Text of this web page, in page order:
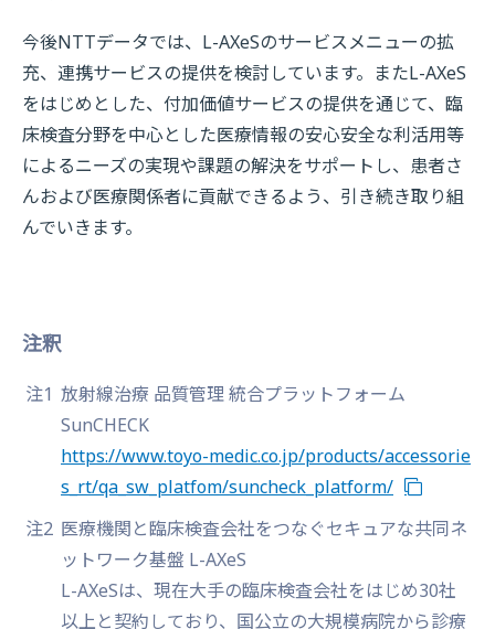
今後NTTデータでは、L-AXeSのサービスメニューの拡
充、連携サービスの提供を検討しています。またL-AXeS
をはじめとした、付加価値サービスの提供を通じて、臨
床検査分野を中心とした医療情報の安心安全な利活用等
によるニーズの実現や課題の解決をサポートし、患者さ
んおよび医療関係者に貢献できるよう、引き続き取り組
んでいきます。
注釈
注1 放射線治療 品質管理 統合プラットフォーム
SunCHECK
https://www.toyo-medic.co.jp/products/accessorie
s_rt/qa_sw_platfom/suncheck_platform/
注2 医療機関と臨床検査会社をつなぐセキュアな共同ネ
ットワーク基盤 L-AXeS
L-AXeSは、現在大手の臨床検査会社をはじめ30社
以上と契約しており、国公立の大規模病院から診療